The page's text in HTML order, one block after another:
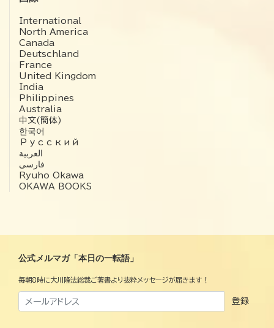
International
North America
Canada
Deutschland
France
United Kingdom
India
Philippines
Australia
中文(簡体)
한국어
Русский
العربية‏
فارسی
Ryuho Okawa
OKAWA BOOKS
公式メルマガ「本日の一転語」
毎朝8時に大川隆法総裁ご著書より抜粋メッセージが届きます！
登録